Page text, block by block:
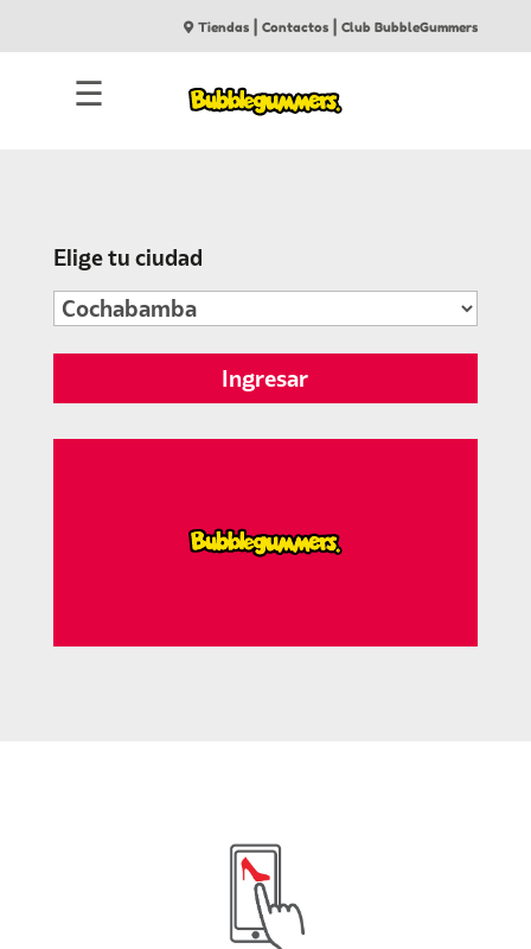
Tiendas |Contactos |Club BubbleGummers
☰
Elige tu ciudad
Ingresar